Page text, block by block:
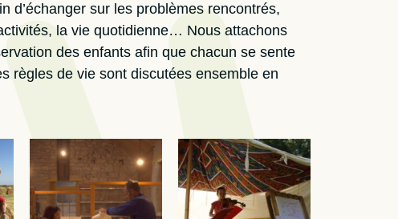
d’échanger sur les problèmes rencontrés,
la vie quotidienne… Nous attachons
des enfants afin que chacun se sente
règles de vie sont discutées ensemble en